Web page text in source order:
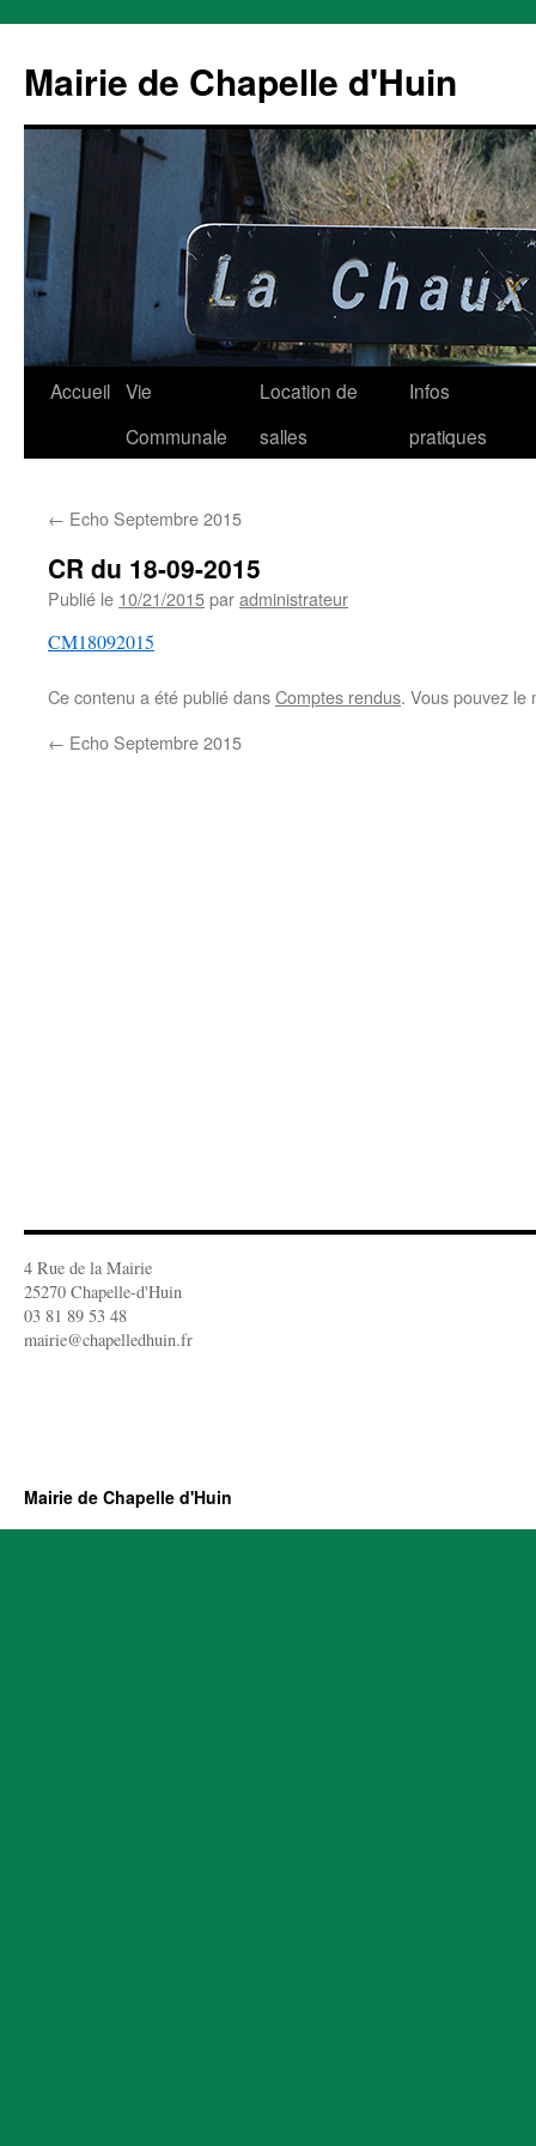
Mairie de Chapelle d'Huin
Aller
Accueil Vie
Communale
Location de
salles
Infos
pratiques
← Echo Septembre 2015
CR du 18-09-2015
Publié le 10/21/2015paradministrateur
CM18092015
Ce contenu a été publié dansComptes rendus. Vous pouvez
← Echo Septembre 2015
4 Rue de la Mairie
25270 Chapelle-d'Huin
03 81 89 53 48
mairie@chapelledhuin.fr
Mairie de Chapelle d'Huin